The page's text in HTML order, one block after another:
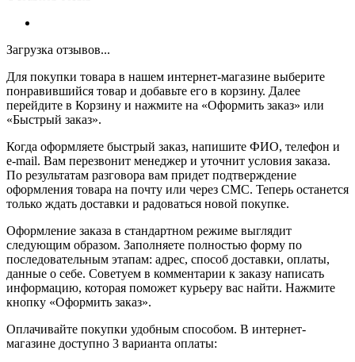
Загрузка отзывов...
Для покупки товара в нашем интернет-магазине выберите
понравившийся товар и добавьте его в корзину. Далее
перейдите в Корзину и нажмите на «Оформить заказ» или
«Быстрый заказ».
Когда оформляете быстрый заказ, напишите ФИО, телефон и
e-mail. Вам перезвонит менеджер и уточнит условия заказа.
По результатам разговора вам придет подтверждение
оформления товара на почту или через СМС. Теперь останется
только ждать доставки и радоваться новой покупке.
Оформление заказа в стандартном режиме выглядит
следующим образом. Заполняете полностью форму по
последовательным этапам: адрес, способ доставки, оплаты,
данные о себе. Советуем в комментарии к заказу написать
информацию, которая поможет курьеру вас найти. Нажмите
кнопку «Оформить заказ».
Оплачивайте покупки удобным способом. В интернет-
магазине доступно 3 варианта оплаты: